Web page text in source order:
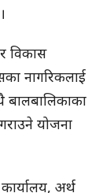
विकास
नागरिकलाई
बालबालिकाका
योजना
अर्थ